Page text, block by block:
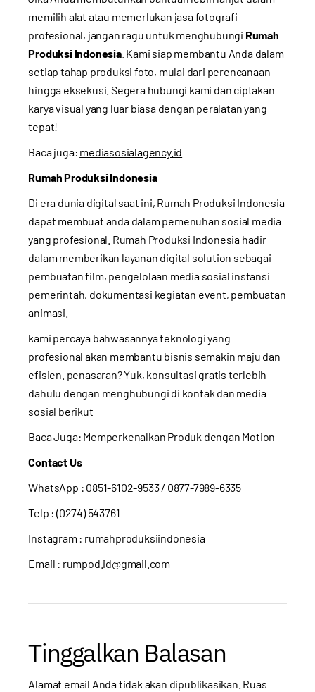
memilih alat atau memerlukan jasa fotografi
profesional, jangan ragu untuk menghubungi Rumah
Produksi Indonesia. Kami siap membantu Anda dalam
setiap tahap produksi foto, mulai dari perencanaan
hingga eksekusi. Segera hubungi kami dan ciptakan
karya visual yang luar biasa dengan peralatan yang
tepat!
Baca juga: mediasosialagency.id
Rumah Produksi Indonesia
Di era dunia digital saat ini, Rumah Produksi Indonesia
dapat membuat anda dalam pemenuhan sosial media
yang profesional. Rumah Produksi Indonesia hadir
dalam memberikan layanan digital solution sebagai
pembuatan film, pengelolaan media sosial instansi
pemerintah, dokumentasi kegiatan event, pembuatan
animasi.
kami percaya bahwasannya teknologi yang
profesional akan membantu bisnis semakin maju dan
efisien. penasaran? Yuk, konsultasi gratis terlebih
dahulu dengan menghubungi di kontak dan media
sosial berikut
Baca Juga: Memperkenalkan Produk dengan Motion
Contact Us
WhatsApp : 0851-6102-9533/ 0877-7989-6335
Telp : (0274) 543761
Instagram : rumahproduksiindonesia
Email : rumpod.id@gmail.com
Tinggalkan Balasan
Alamat email Anda tidak akan dipublikasikan. Ruas